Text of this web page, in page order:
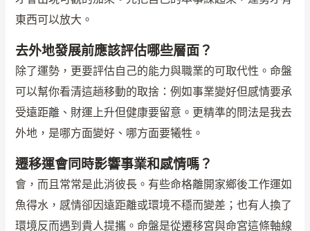
東西可以放大。
去外地發展前應該評估哪些層面？
除了運勢，更要評估自己的能力與職業的可取代性。命盤
可以幫你看清這趟移動的取捨：例如事業變好但感情要承
受遠距離、財運上升但健康要留意。更精準的問法是我去
外地，是哪方面變好、哪方面要犧牲。
遷移運會同時影響事業和感情嗎？
會，而且常常是此消彼長。有些命格離開家鄉後工作運如
魚得水，感情卻因遠距離或環境不穩而變差；也有人換了
環境反而遇到貴人提攜。命盤是從遷移宮與命宮這條軸線